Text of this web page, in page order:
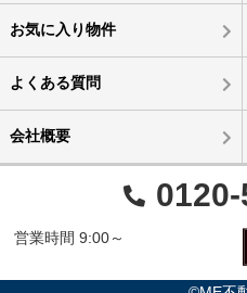
お気に入り物件
よくある質問
会社概要
営業時間 9:00～